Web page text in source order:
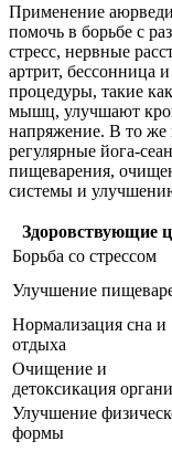
Применение
помочь в борьбе с
стресс, нервные
артрит, бессонница
процедуры, такие
мышц, улучшают
напряжение. В то же
регулярные йога-
пищеварения,
системы и
Здоровствующие
Борьба со стрессом
Улучшение
Нормализация сна и
отдыха
Очищение и
детоксикация
Улучшение
формы